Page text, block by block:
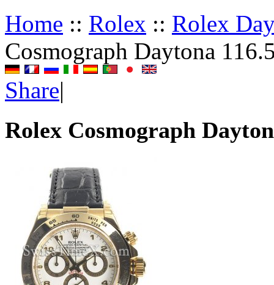
Home :: Rolex :: Rolex
Cosmograph Daytona
Share|
Rolex Cosmograph